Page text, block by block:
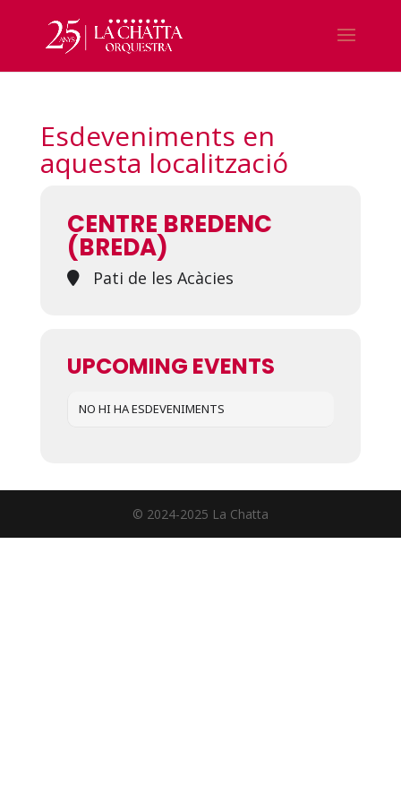
Esdeveniments en
aquesta localització
CENTRE BREDENC
(BREDA)
Pati de les Acàcies
UPCOMING EVENTS
NO HI HA ESDEVENIMENTS
© 2024-2025 La Chatta